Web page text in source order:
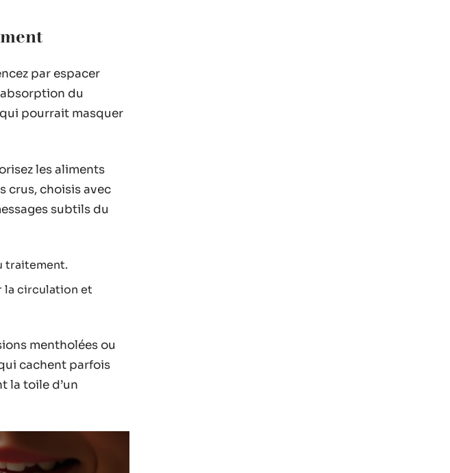
par espacer
du
qui pourrait masquer
les aliments
crus, choisis avec
subtils du
traitement.
la circulation et
mentholées ou
cachent parfois
la toile d’un